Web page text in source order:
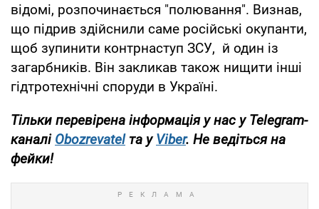
відомі, розпочинається "полювання". Визнав,
що підрив здійснили саме російські окупанти,
щоб зупинити контрнаступ ЗСУ, й один із
загарбників. Він закликав також нищити інші
гідтротехнічні споруди в Україні.
Тільки перевірена інформація у нас у Telegram-
каналі Obozrevatelта уViber. Не ведіться на
фейки!